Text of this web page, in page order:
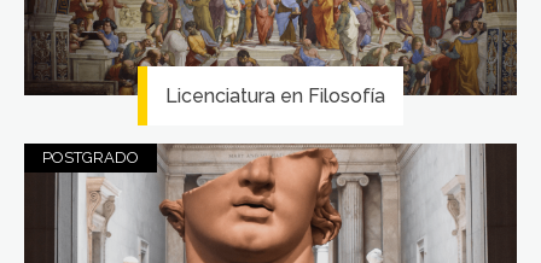
Licenciatura en Filosofía
POSTGRADO